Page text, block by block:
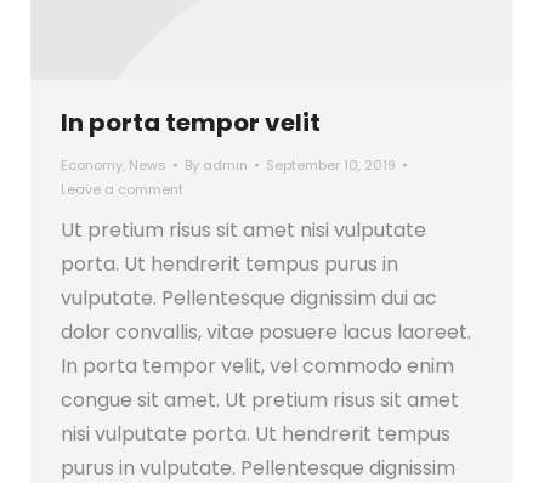
In porta tempor velit
Economy, News By admin
September 10, 2019
Leave a comment
Ut pretium risus sit amet nisi vulputate
porta. Ut hendrerit tempus purus in
vulputate. Pellentesque dignissim dui ac
dolor convallis, vitae posuere lacus laoreet.
In porta tempor velit, vel commodo enim
congue sit amet. Ut pretium risus sit amet
nisi vulputate porta. Ut hendrerit tempus
purus in vulputate. Pellentesque dignissim